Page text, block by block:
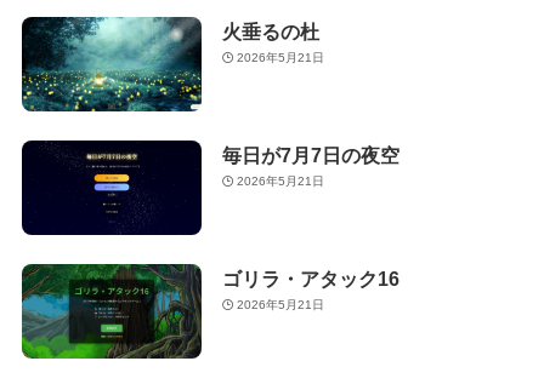
火垂るの杜
2026年5月21日
毎日が7月7日の夜空
2026年5月21日
ゴリラ・アタック16
2026年5月21日